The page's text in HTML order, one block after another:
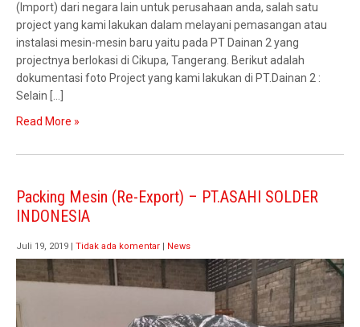
(Import) dari negara lain untuk perusahaan anda, salah satu
project yang kami lakukan dalam melayani pemasangan atau
instalasi mesin-mesin baru yaitu pada PT Dainan 2 yang
projectnya berlokasi di Cikupa, Tangerang. Berikut adalah
dokumentasi foto Project yang kami lakukan di PT.Dainan 2 :
Selain […]
Read More »
Packing Mesin (Re-Export) – PT.ASAHI SOLDER
INDONESIA
Juli 19, 2019 Tidak ada komentar News